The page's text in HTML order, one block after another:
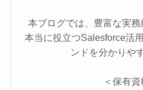
本ブログでは、豊富な実
本当に役立つSalesforce活
ンドを分かりや
＜保有資